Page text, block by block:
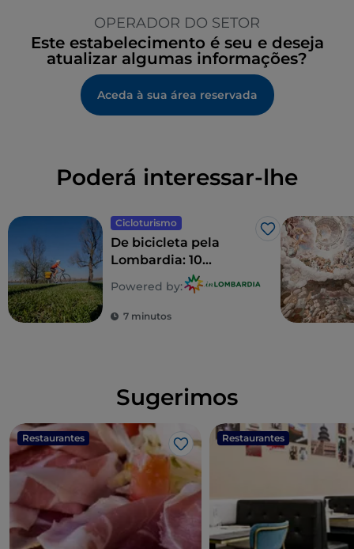
OPERADOR DO SETOR
Este estabelecimento é seu e deseja
atualizar algumas informações?
Aceda à sua área reservada
Poderá interessar-lhe
Cicloturismo
Gosto
De bicicleta pela
Lombardia: 10
itinerários em família
Powered by:
7 minutos
Sugerimos
Restaurantes
Gosto
Restaurantes